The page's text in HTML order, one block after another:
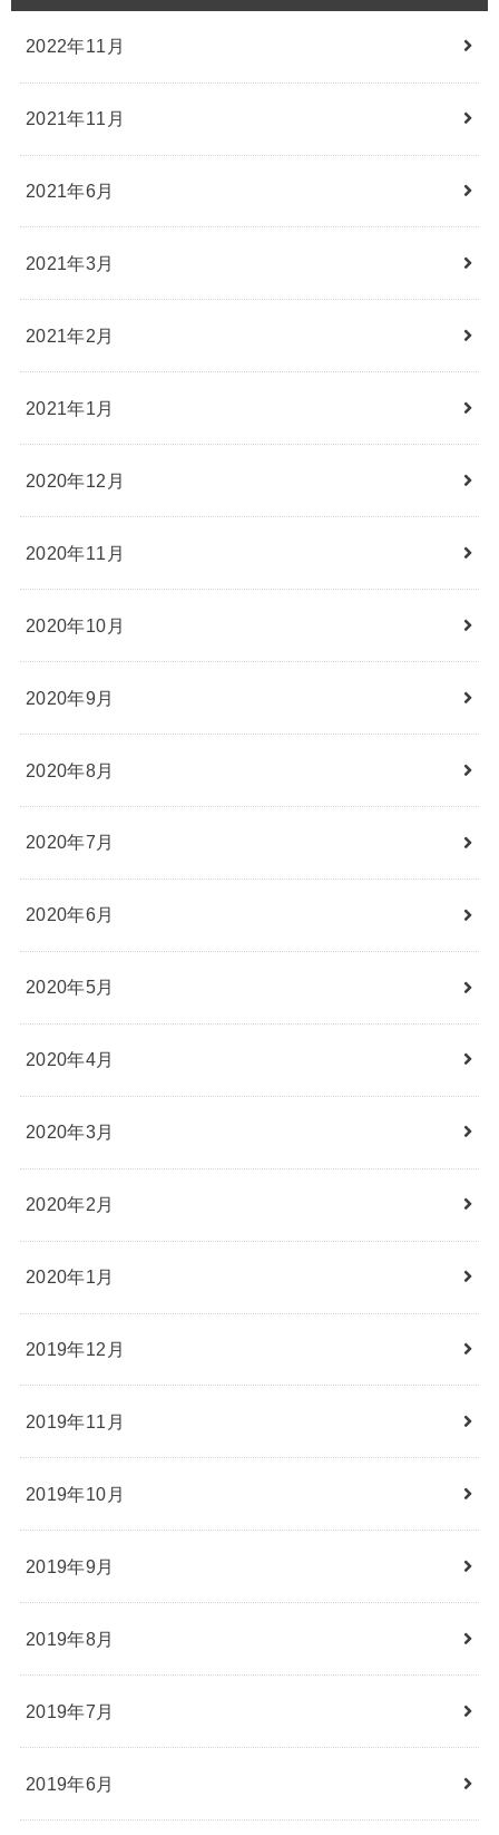
2022年11月
2021年11月
2021年6月
2021年3月
2021年2月
2021年1月
2020年12月
2020年11月
2020年10月
2020年9月
2020年8月
2020年7月
2020年6月
2020年5月
2020年4月
2020年3月
2020年2月
2020年1月
2019年12月
2019年11月
2019年10月
2019年9月
2019年8月
2019年7月
2019年6月